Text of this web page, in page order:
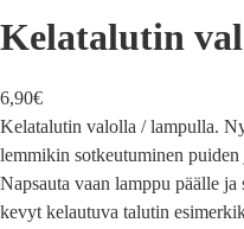
Kelatalutin
6,90€
Kelatalutin valolla / lampulla.
lemmikin sotkeutuminen
Napsauta vaan lamppu päälle
kevyt kelautuva talutin